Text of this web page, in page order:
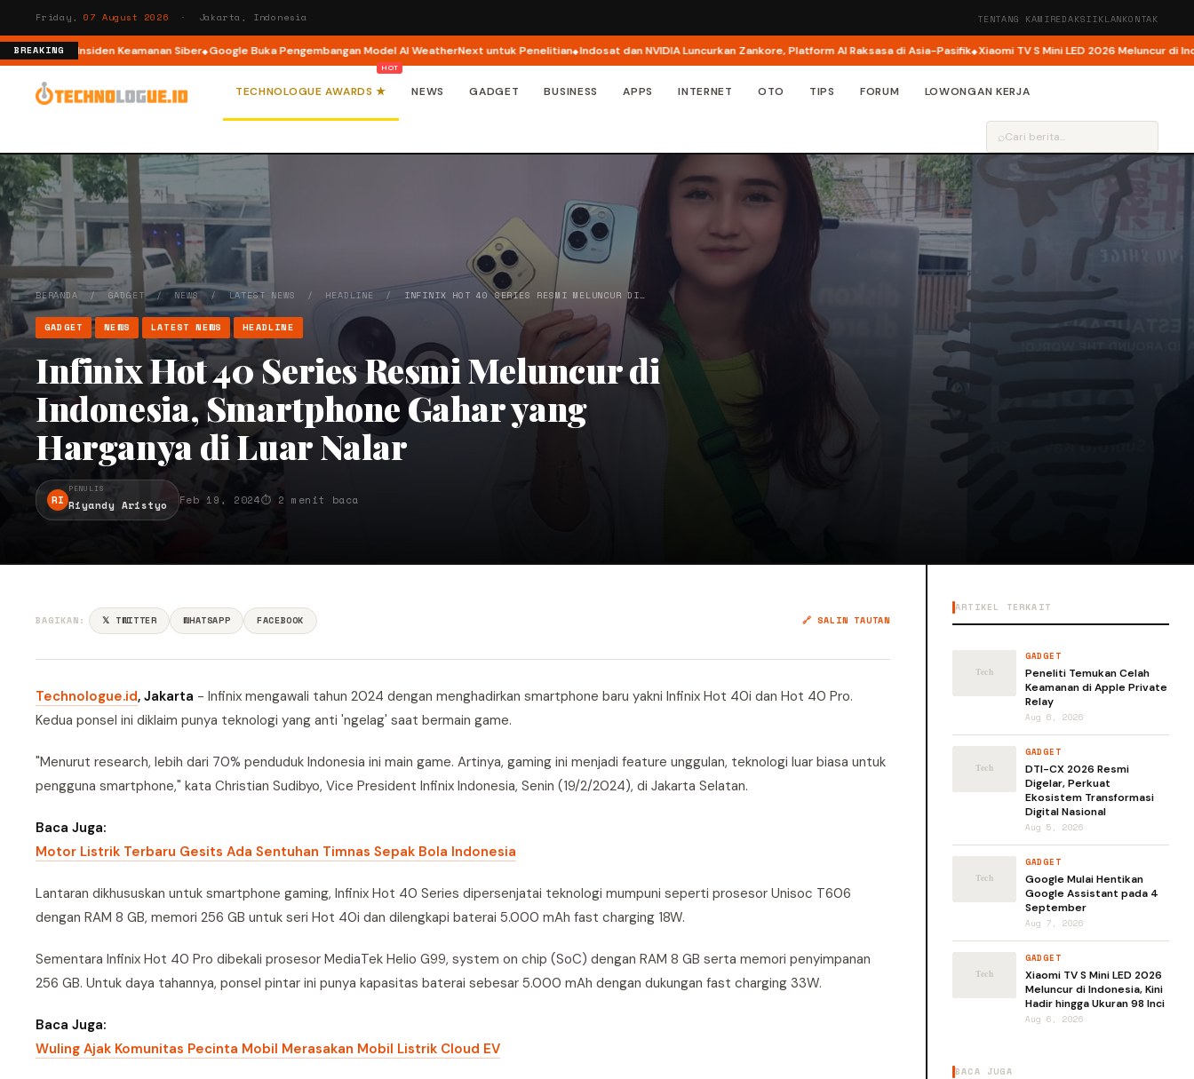
Friday,07 August 2026 · Jakarta, Indonesia TENTANG KAMIREDAKSIIKLANKONTAK
BREAKINGInsiden Keamanan Siber Google Buka Pengembangan Model AI WeatherNext untuk Penelitian Indosat dan NVIDIA Luncurkan Zankore, Platform AI Raksasa di Asia-Pasifik Xiaomi TV S Mini LED 2026 Meluncur di
TECHNOLOGUE AWARDS ★ NEWS GADGET BUSINESS APPS INTERNET OTO TIPS FORUM LOWONGAN KERJA
⌕
BERANDA /GADGET/ NEWS /LATEST NEWS / HEADLINE / INFINIX HOT 40 SERIES RESMI MELUNCUR DI…
GADGET NEWS LATEST NEWS HEADLINE
Infinix Hot 40 Series Resmi Meluncur di
Indonesia, Smartphone Gahar yang
Harganya di Luar Nalar
RI
PENULIS
Riyandy Aristyo Feb 19, 2024⏱ 2 menit baca
BAGIKAN: 𝕏 TWITTER WHATSAPP FACEBOOK 🔗 SALIN TAUTAN
Technologue.id, Jakarta - Infinix mengawali tahun 2024 dengan menghadirkan smartphone baru yakni Infinix Hot 40i dan Hot 40 Pro.
Kedua ponsel ini diklaim punya teknologi yang anti 'ngelag' saat bermain game.
"Menurut research, lebih dari 70% penduduk Indonesia ini main game. Artinya, gaming ini menjadi feature unggulan, teknologi luar biasa untuk
pengguna smartphone," kata Christian Sudibyo, Vice President Infinix Indonesia, Senin (19/2/2024), di Jakarta Selatan.
Baca Juga:
Motor Listrik Terbaru Gesits Ada Sentuhan Timnas Sepak Bola Indonesia
Lantaran dikhususkan untuk smartphone gaming, Infinix Hot 40 Series dipersenjatai teknologi mumpuni seperti prosesor Unisoc T606
dengan RAM 8 GB, memori 256 GB untuk seri Hot 40i dan dilengkapi baterai 5.000 mAh fast charging 18W.
Sementara Infinix Hot 40 Pro dibekali prosesor MediaTek Helio G99, system on chip (SoC) dengan RAM 8 GB serta memori penyimpanan
256 GB. Untuk daya tahannya, ponsel pintar ini punya kapasitas baterai sebesar 5.000 mAh dengan dukungan fast charging 33W.
Baca Juga:
Wuling Ajak Komunitas Pecinta Mobil Merasakan Mobil Listrik Cloud EV
ARTIKEL TERKAIT
GADGET
Peneliti Temukan Celah
Keamanan di Apple Private
Relay
Aug 6, 2026
GADGET
DTI-CX 2026 Resmi
Digelar, Perkuat
Ekosistem Transformasi
Digital Nasional
Aug 5, 2026
GADGET
Google Mulai Hentikan
Google Assistant pada 4
September
Aug 7, 2026
GADGET
Xiaomi TV S Mini LED 2026
Meluncur di Indonesia, Kini
Hadir hingga Ukuran 98 Inci
Aug 6, 2026
BACA JUGA